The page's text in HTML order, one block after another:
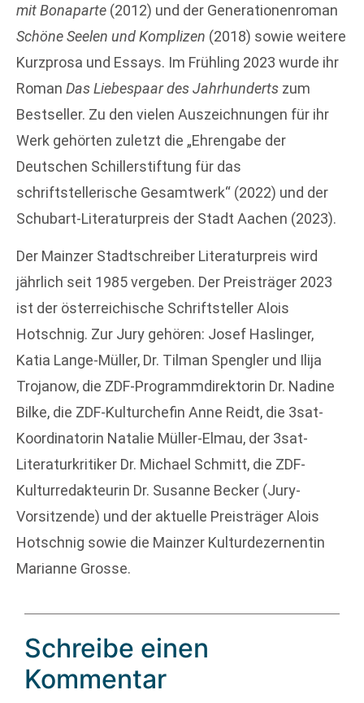
mit Bonaparte (2012) und der Generationenroman
Schöne Seelen und Komplizen (2018) sowie weitere
Kurzprosa und Essays. Im Frühling 2023 wurde ihr
Roman Das Liebespaar des Jahrhunderts zum
Bestseller. Zu den vielen Auszeichnungen für ihr
Werk gehörten zuletzt die „Ehrengabe der
Deutschen Schillerstiftung für das
schriftstellerische Gesamtwerk“ (2022) und der
Schubart-Literaturpreis der Stadt Aachen (2023).
Der Mainzer Stadtschreiber Literaturpreis wird
jährlich seit 1985 vergeben. Der Preisträger 2023
ist der österreichische Schriftsteller Alois
Hotschnig. Zur Jury gehören: Josef Haslinger,
Katia Lange-Müller, Dr. Tilman Spengler und Ilija
Trojanow, die ZDF-Programmdirektorin Dr. Nadine
Bilke, die ZDF-Kulturchefin Anne Reidt, die 3sat-
Koordinatorin Natalie Müller-Elmau, der 3sat-
Literaturkritiker Dr. Michael Schmitt, die ZDF-
Kulturredakteurin Dr. Susanne Becker (Jury-
Vorsitzende) und der aktuelle Preisträger Alois
Hotschnig sowie die Mainzer Kulturdezernentin
Marianne Grosse.
Schreibe einen
Kommentar